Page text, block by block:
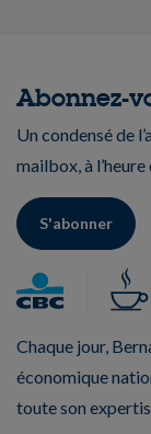
Abonnez-
Un condensé de
mailbox, à
S'abonner
Chaque jour,
économique
toute son